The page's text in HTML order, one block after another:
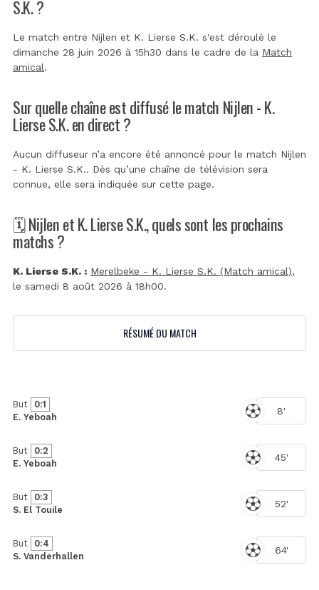
S.K. ?
Le match entre Nijlen et K. Lierse S.K. s'est déroulé le
dimanche 28 juin 2026 à 15h30 dans le cadre de la Match
amical.
Sur quelle chaîne est diffusé le match Nijlen - K.
Lierse S.K. en direct ?
Aucun diffuseur n’a encore été annoncé pour le match Nijlen
- K. Lierse S.K.. Dès qu’une chaîne de télévision sera
connue, elle sera indiquée sur cette page.
🗓️ Nijlen et K. Lierse S.K., quels sont les prochains
matchs ?
K. Lierse S.K. : Merelbeke - K. Lierse S.K. (Match amical),
le samedi 8 août 2026 à 18h00.
RÉSUMÉ DU MATCH
8'
But
0:1
E. Yeboah
45'
But
0:2
E. Yeboah
52'
But
0:3
S. El Touile
64'
But
0:4
S. Vanderhallen